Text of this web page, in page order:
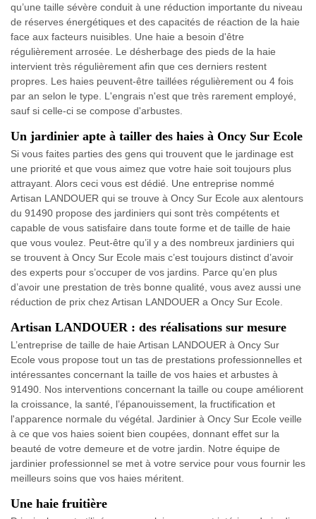
qu’une taille sévère conduit à une réduction importante du niveau
de réserves énergétiques et des capacités de réaction de la haie
face aux facteurs nuisibles. Une haie a besoin d'être
régulièrement arrosée. Le désherbage des pieds de la haie
intervient très régulièrement afin que ces derniers restent
propres. Les haies peuvent-être taillées régulièrement ou 4 fois
par an selon le type. L'engrais n'est que très rarement employé,
sauf si celle-ci se compose d'arbustes.
Un jardinier apte à tailler des haies à Oncy Sur Ecole
Si vous faites parties des gens qui trouvent que le jardinage est
une priorité et que vous aimez que votre haie soit toujours plus
attrayant. Alors ceci vous est dédié. Une entreprise nommé
Artisan LANDOUER qui se trouve à Oncy Sur Ecole aux alentours
du 91490 propose des jardiniers qui sont très compétents et
capable de vous satisfaire dans toute forme et de taille de haie
que vous voulez. Peut-être qu’il y a des nombreux jardiniers qui
se trouvent à Oncy Sur Ecole mais c’est toujours distinct d’avoir
des experts pour s’occuper de vos jardins. Parce qu’en plus
d’avoir une prestation de très bonne qualité, vous avez aussi une
réduction de prix chez Artisan LANDOUER a Oncy Sur Ecole.
Artisan LANDOUER : des réalisations sur mesure
L’entreprise de taille de haie Artisan LANDOUER à Oncy Sur
Ecole vous propose tout un tas de prestations professionnelles et
intéressantes concernant la taille de vos haies et arbustes à
91490. Nos interventions concernant la taille ou coupe améliorent
la croissance, la santé, l’épanouissement, la fructification et
l'apparence normale du végétal. Jardinier à Oncy Sur Ecole veille
à ce que vos haies soient bien coupées, donnant effet sur la
beauté de votre demeure et de votre jardin. Notre équipe de
jardinier professionnel se met à votre service pour vous fournir les
meilleurs soins que vos haies méritent.
Une haie fruitière